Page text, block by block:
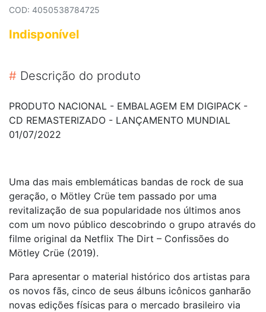
COD: 4050538784725
Indisponível
# Descrição do produto
PRODUTO NACIONAL - EMBALAGEM EM DIGIPACK -
CD REMASTERIZADO - LANÇAMENTO MUNDIAL
01/07/2022
Uma das mais emblemáticas bandas de rock de sua
geração, o Mötley Crüe tem passado por uma
revitalização de sua popularidade nos últimos anos
com um novo público descobrindo o grupo através do
filme original da Netflix The Dirt – Confissões do
Mötley Crüe (2019).
Para apresentar o material histórico dos artistas para
os novos fãs, cinco de seus álbuns icônicos ganharão
novas edições físicas para o mercado brasileiro via